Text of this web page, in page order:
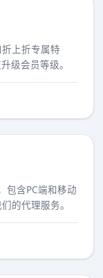
上折专属特
级会员等级。
包含PC端和移动
的代理服务。